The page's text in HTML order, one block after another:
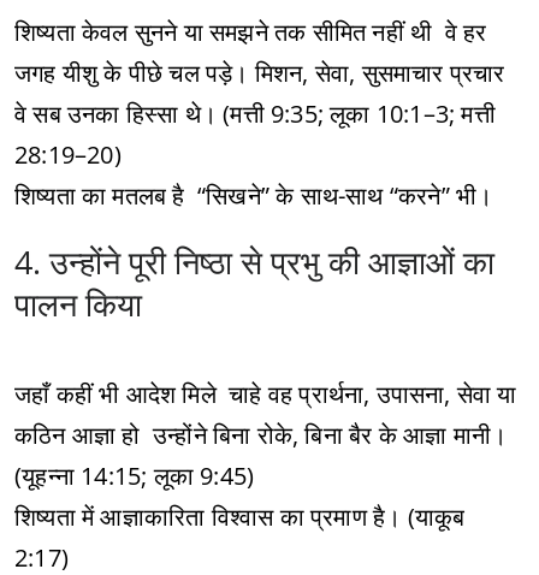
शिष्यता केवल सुनने या समझने तक सीमित नहीं थी वे हर
जगह यीशु के पीछे चल पड़े। मिशन, सेवा, सुसमाचार प्रचार
वे सब उनका हिस्सा थे। (मत्ती 9:35; लूका 10:1–3; मत्ती
28:19–20)
शिष्यता का मतलब है “सिखने” के साथ-साथ “करने” भी।
4. उन्होंने पूरी निष्ठा से प्रभु की आज्ञाओं का
पालन किया
जहाँ कहीं भी आदेश मिले चाहे वह प्रार्थना, उपासना, सेवा या
कठिन आज्ञा हो उन्होंने बिना रोके, बिना बैर के आज्ञा मानी।
(यूहन्ना 14:15; लूका 9:45)
शिष्यता में आज्ञाकारिता विश्वास का प्रमाण है। (याकूब
2:17)